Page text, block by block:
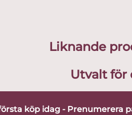
Liknande
Utvalt för
köp idag - Prenumerera